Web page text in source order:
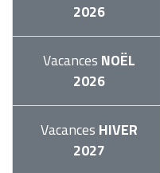
2026
Vacances NOËL
2026
Vacances HIVER
2027